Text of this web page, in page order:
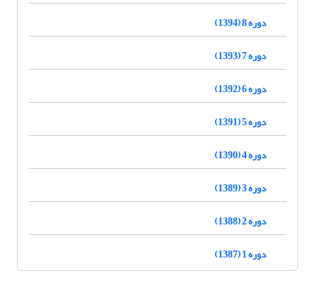
دوره 8 (1394)
دوره 7 (1393)
دوره 6 (1392)
دوره 5 (1391)
دوره 4 (1390)
دوره 3 (1389)
دوره 2 (1388)
دوره 1 (1387)